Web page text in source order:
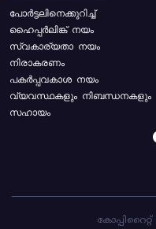
പോര്‍ട്ടലിനെക്കുറിച്ച്
ഹൈപ്പർലിങ്ക് നയം
സ്വകാര്യതാ നയം
നിരാകരണം
പകർപ്പവകാശ നയം
വ്യവസ്ഥകളും നിബന്ധനകളും
സഹായം